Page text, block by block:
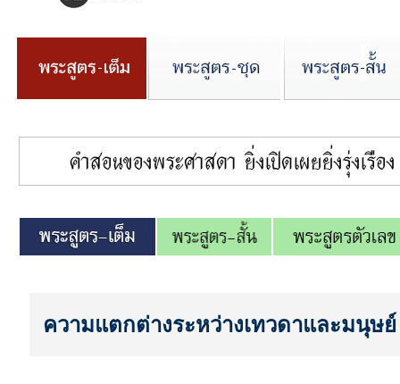
ความแตกต่างระหว่างเทวดาและมนุษย์